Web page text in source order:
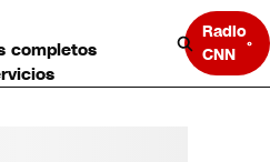
completos
Radio
CNN